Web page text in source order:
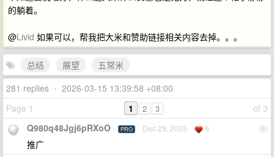
的躺着。
@Livid 如果可以，帮我把大米和赞助链接相关内容去掉。。。
总结 展望
五常米
281 replies • 2026-03-15 13:39:58 +08:00
Page 1
of 3
1 2 3
1
Q980q48Jgj6pRXoO PRO Dec 29, 2025 6
推广